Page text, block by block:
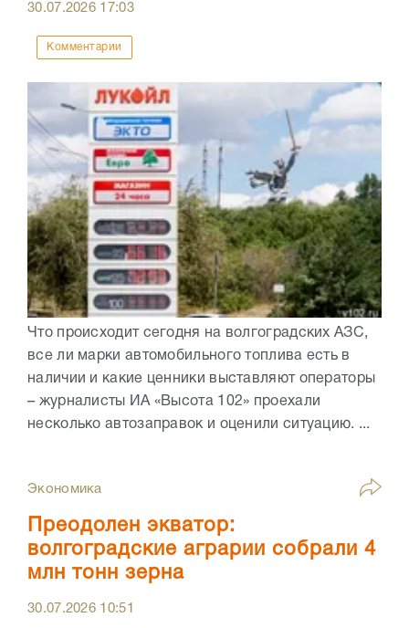
30.07.2026 17:03
Комментарии
Что происходит сегодня на волгоградских АЗС,
все ли марки автомобильного топлива есть в
наличии и какие ценники выставляют операторы
– журналисты ИА «Высота 102» проехали
несколько автозаправок и оценили ситуацию. ...
Экономика
Преодолен экватор:
волгоградские аграрии собрали 4
млн тонн зерна
30.07.2026 10:51